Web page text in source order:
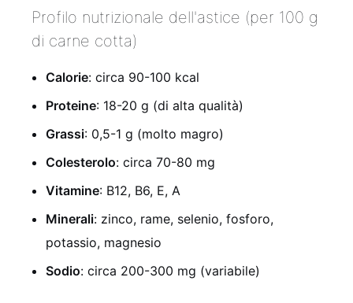
Profilo nutrizionale dell'astice (per 100 g
di carne cotta)
Calorie: circa 90-100 kcal
Proteine: 18-20 g (di alta qualità)
Grassi: 0,5-1 g (molto magro)
Colesterolo: circa 70-80 mg
Vitamine: B12, B6, E, A
Minerali: zinco, rame, selenio, fosforo,
potassio, magnesio
Sodio: circa 200-300 mg (variabile)